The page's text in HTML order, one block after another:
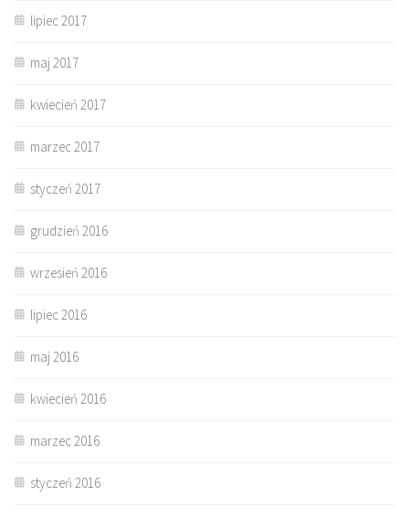
lipiec 2017
maj 2017
kwiecień 2017
marzec 2017
styczeń 2017
grudzień 2016
wrzesień 2016
lipiec 2016
maj 2016
kwiecień 2016
marzec 2016
styczeń 2016